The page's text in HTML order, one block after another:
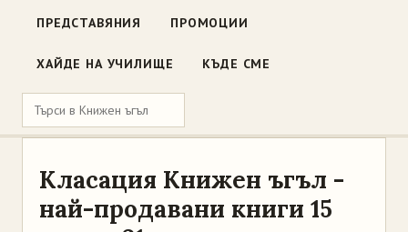
ПРЕДСТАВЯНИЯ ПРОМОЦИИ
ХАЙДЕ НА УЧИЛИЩЕ КЪДЕ СМЕ
Класация Книжен ъгъл -
най-продавани книги 15